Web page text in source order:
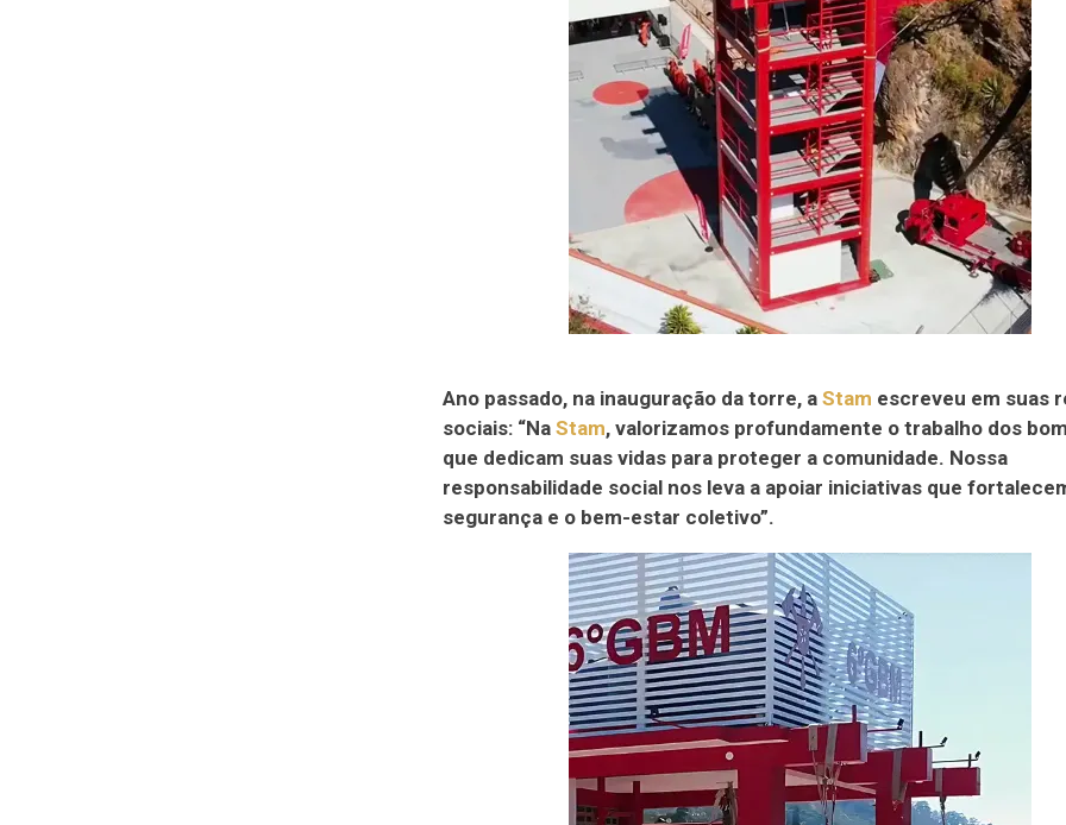
Ano passado, na inauguração da torre, a Stam escreveu em suas
sociais: “Na Stam, valorizamos profundamente o trabalho dos
que dedicam suas vidas para proteger a comunidade. Nossa
responsabilidade social nos leva a apoiar iniciativas que
segurança e o bem-estar coletivo”.